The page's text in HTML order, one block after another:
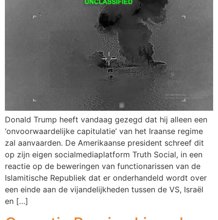
Donald Trump heeft vandaag gezegd dat hij alleen een
‘onvoorwaardelijke capitulatie’ van het Iraanse regime
zal aanvaarden. De Amerikaanse president schreef dit
op zijn eigen socialmediaplatform Truth Social, in een
reactie op de beweringen van functionarissen van de
Islamitische Republiek dat er onderhandeld wordt over
een einde aan de vijandelijkheden tussen de VS, Israël
en […]